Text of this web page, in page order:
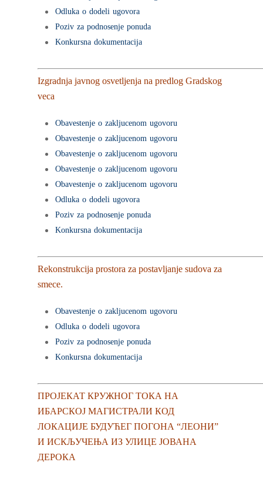
Odluka o dodeli ugovora
Poziv za podnosenje ponuda
Konkursna dokumentacija
Izgradnja javnog osvetljenja na predlog Gradskog
veca
Obavestenje o zakljucenom ugovoru
Obavestenje o zakljucenom ugovoru
Obavestenje o zakljucenom ugovoru
Obavestenje o zakljucenom ugovoru
Obavestenje o zakljucenom ugovoru
Odluka o dodeli ugovora
Poziv za podnosenje ponuda
Konkursna dokumentacija
Rekonstrukcija prostora za postavljanje sudova za
smece.
Obavestenje o zakljucenom ugovoru
Odluka o dodeli ugovora
Poziv za podnosenje ponuda
Konkursna dokumentacija
ПРОЈЕКАТ КРУЖНОГ ТОКА НА
ИБАРСКОЈ МАГИСТРАЛИ КОД
ЛОКАЦИЈЕ БУДУЋЕГ ПОГОНА “ЛЕОНИ”
И ИСКЉУЧЕЊА ИЗ УЛИЦЕ ЈОВАНА
ДЕРОКА
Politika kvaliteta
Služba za geodeziju
Služba za investicije
Kontakt